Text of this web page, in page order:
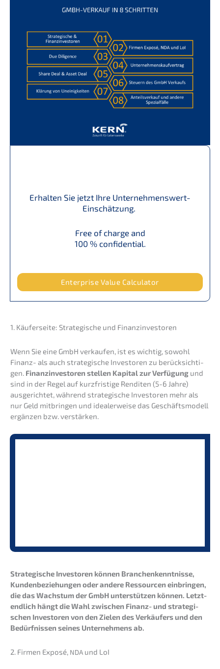
Erhal­ten Sie jetzt Ihre Unternehmenswert-
Einschätzung.
Free of charge and
100 % confidential.
Enter­pri­se Value Calculator
1. Käufer­sei­te: Strate­gi­sche und Finanzinvestoren
Wenn Sie eine GmbH verkau­fen, ist es wichtig, sowohl
Finanz- als auch strate­gi­sche Inves­to­ren zu berück­sich­ti­
gen. Finanz­in­ves­to­ren stellen Kapital zur Verfü­gung und
sind in der Regel auf kurzfris­ti­ge Rendi­ten (5-6 Jahre)
ausge­rich­tet, während strate­gi­sche Inves­to­ren mehr als
nur Geld mitbrin­gen und idealer­wei­se das Geschäfts­mo­dell
ergän­zen bzw. verstärken.
Strate­gi­sche Inves­to­ren können Branchen­kennt­nis­se,
Kunden­be­zie­hun­gen oder andere Ressour­cen einbrin­gen,
die das Wachs­tum der GmbH unter­stüt­zen können. Letzt­
end­lich hängt die Wahl zwischen Finanz- und strate­gi­
schen Inves­to­ren von den Zielen des Verkäu­fers und den
Bedürf­nis­sen seines Unter­neh­mens ab.
2. Firmen Exposé, NDA und LoI